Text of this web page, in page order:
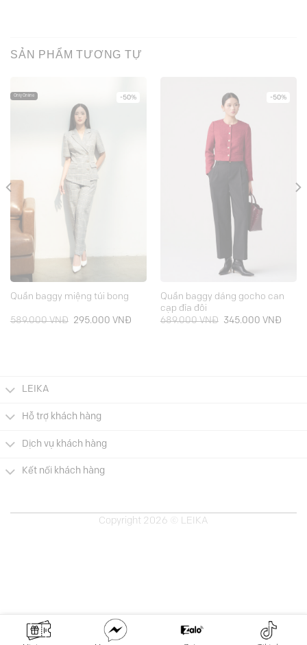
SẢN PHẨM TƯƠNG TỰ
-50%
Only Online
Quần baggy miệng túi bong
589.000VNĐ
Giá
295.000 VNĐGiá
-50%
Quần baggy dáng gocho can
cạp đỉa đôi
689.000VNĐ
Giá
345.000 VNĐGiá
LEIKA
Hỗ trợ khách hàng
Dịch vụ khách hàng
Kết nối khách hàng
Copyright 2026 © LEIKA